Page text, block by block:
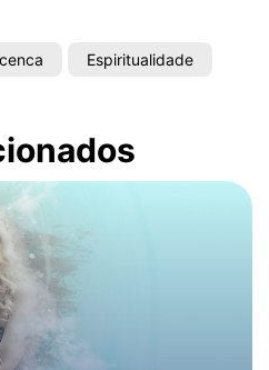
Espiritualidade